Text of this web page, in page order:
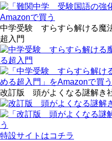
中学受験 すらすら解ける魔
超入門
改訂版 頭がよくなる謎解き
特設サイトはコチラ